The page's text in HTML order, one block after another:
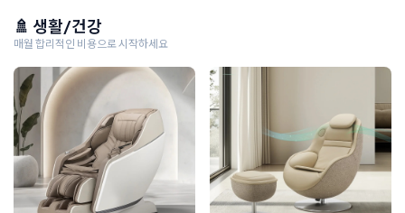
🚿 생활/건강
매월 합리적인 비용으로 시작하세요